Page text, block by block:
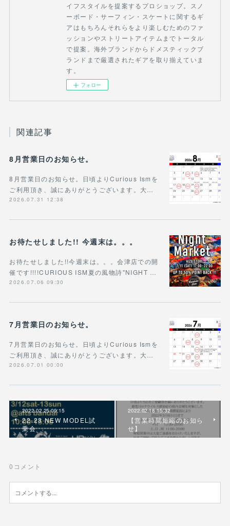
イフスタイルを提案するプロショップ。スノ
ーボード・サーフィン・スケートに関するギ
アはもちろんそれらをより楽しむためのファ
ッションやストリートアイテムまでトータル
で提案。海外ブランドからドメスティックブ
ランドまで厳選されたギアを取り揃えていま
す。
フォロー
関連記事
8月営業日のお知らせ。
8月営業日のお知らせ。日頃よりCurious Ismを
ご利用頂き、誠にありがとうございます。大…
2026.07.31 12:38
お待たせしました!! 今週末は。。。
お待たせしました!!今週末は。。。会津店での開
催です!!!!CURIOUS ISM夏の風物詩"NIGHT …
2026.07.06 09:30
7月営業日のお知らせ。
7月営業日のお知らせ。日頃よりCurious Ismを
ご利用頂き、誠にありがとうございます。大…
2026.07.01 00:00
2022.02.25 09:15
22-23 NEW MODEL試
乗会
2022.02.18 15:32
【営業時間短縮のお知ら
せ】
0 コメント